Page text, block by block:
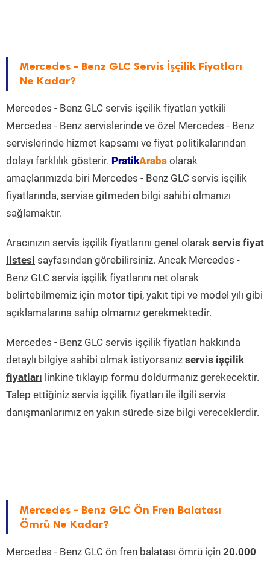
Mercedes - Benz GLC Servis İşçilik Fiyatları
Ne Kadar?
Mercedes - Benz GLC servis işçilik fiyatları yetkili
Mercedes - Benz servislerinde ve özel Mercedes - Benz
servislerinde hizmet kapsamı ve fiyat politikalarından
dolayı farklılık gösterir. PratikAraba olarak
amaçlarımızda biri Mercedes - Benz GLC servis işçilik
fiyatlarında, servise gitmeden bilgi sahibi olmanızı
sağlamaktır.
Aracınızın servis işçilik fiyatlarını genel olarak servis fiyat
listesi sayfasından görebilirsiniz. Ancak Mercedes -
Benz GLC servis işçilik fiyatlarını net olarak
belirtebilmemiz için motor tipi, yakıt tipi ve model yılı gibi
açıklamalarına sahip olmamız gerekmektedir.
Mercedes - Benz GLC servis işçilik fiyatları hakkında
detaylı bilgiye sahibi olmak istiyorsanız servis işçilik
fiyatları linkine tıklayıp formu doldurmanız gerekecektir.
Talep ettiğiniz servis işçilik fiyatları ile ilgili servis
danışmanlarımız en yakın sürede size bilgi vereceklerdir.
Mercedes - Benz GLC Ön Fren Balatası
Ömrü Ne Kadar?
Mercedes - Benz GLC ön fren balatası ömrü için 20.000